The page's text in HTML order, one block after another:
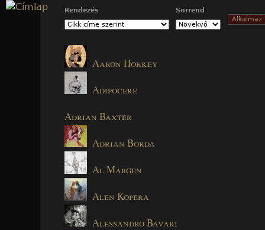
Jump to navigation
Rendezés Sorrend
Aaron Horkey
Adipocere
Adrian Baxter
Adrian Borda
Al Margen
Alen Kopera
Alessandro Bavari